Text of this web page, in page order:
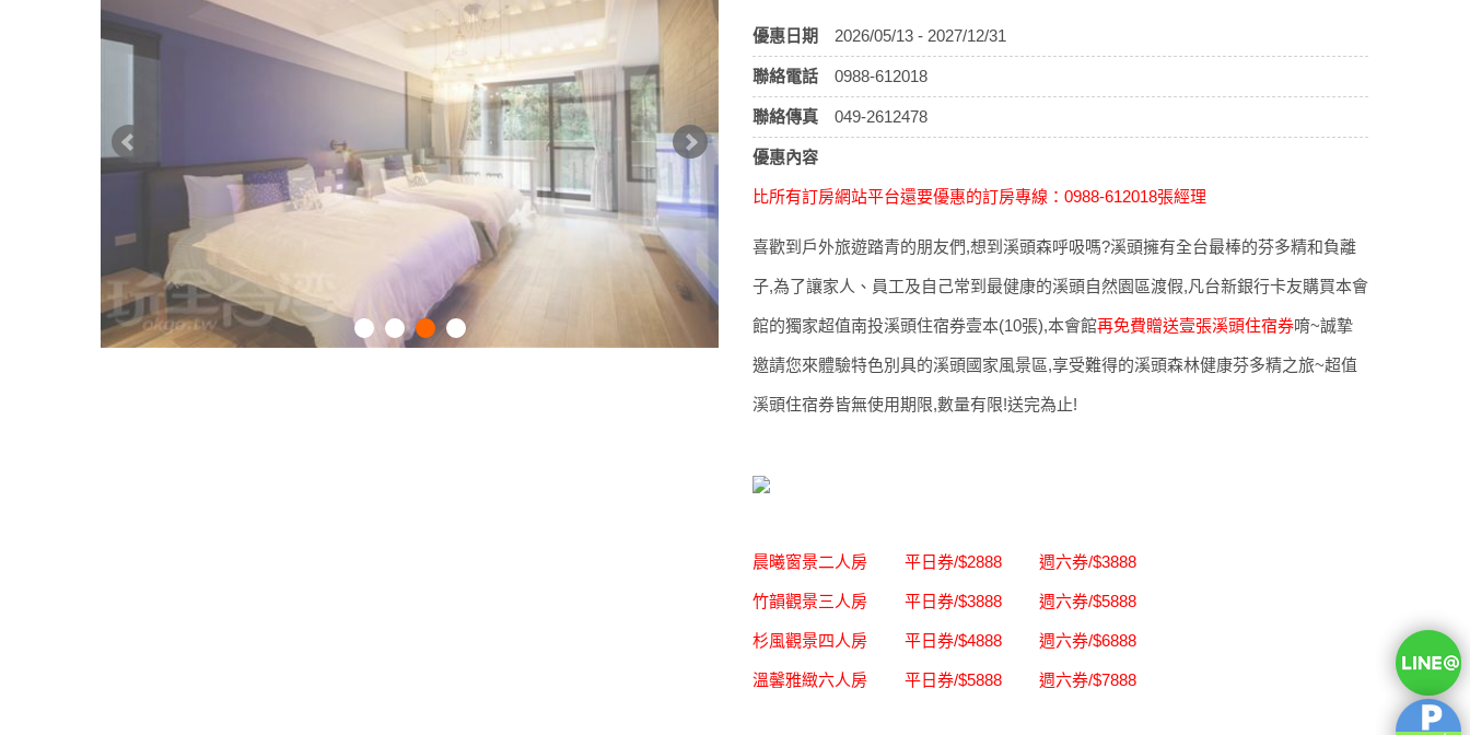
優惠日期 2026/05/13 - 2027/12/31
聯絡電話 0988-612018
聯絡傳真 049-2612478
優惠內容
比所有訂房網站平台還要優惠的訂房專線：0988-612018張經理
喜歡到戶外旅遊踏青的朋友們,想到溪頭森呼吸嗎?溪頭擁有全台最棒的芬多精和負離
子,為了讓家人、員工及自己常到最健康的溪頭自然園區渡假,凡台新銀行卡友購買本會
館的獨家超值南投溪頭住宿券壹本(10張),本會館再免費贈送壹張溪頭住宿券唷~誠摯
邀請您來體驗特色別具的溪頭國家風景區,享受難得的溪頭森林健康芬多精之旅~超值
溪頭住宿券皆無使用期限,數量有限!送完為止!
晨曦窗景二人房 平日券/$2888 週六券/$3888
竹韻觀景三人房 平日券/$3888 週六券/$5888
杉風觀景四人房 平日券/$4888 週六券/$6888
溫馨雅緻六人房 平日券/$5888 週六券/$7888